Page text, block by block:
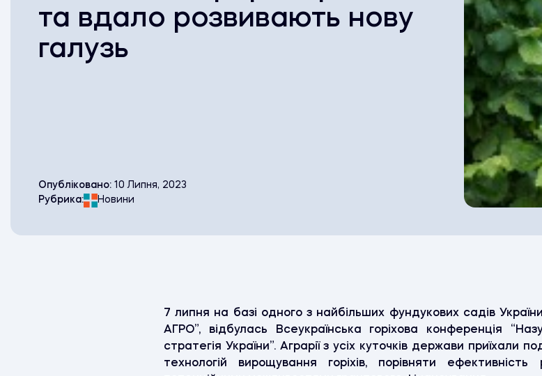
та вдало розвивають нову
галузь
Опубліковано: 10 Липня, 2023
Рубрика:
Новини
7 липня на базі одного з найбільших фундукових садів
АГРО”, відбулась Всеукраїнська горіхова конференція
стратегія України”. Аграрії з усіх куточків держави приїхали
технологій вирощування горіхів, порівняти